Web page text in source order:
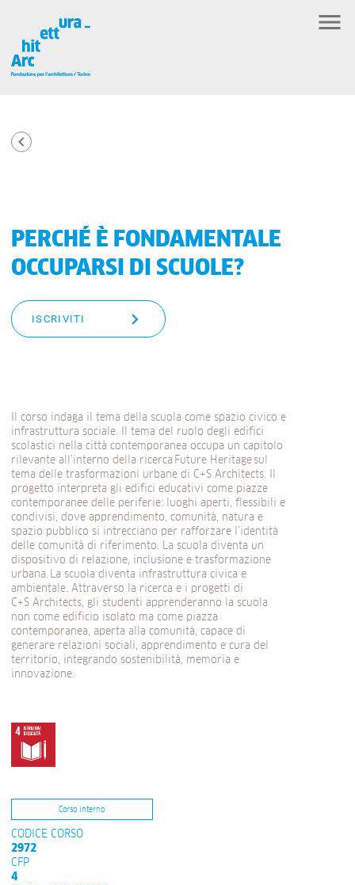
PERCHÉ È FONDAMENTALE
OCCUPARSI DI SCUOLE?
ISCRIVITI
Il corso indaga il tema della scuola come spazio civico e
infrastruttura sociale. Il tema del ruolo degli edifici
scolastici nella città contemporanea occupa un capitolo
rilevante all’interno della ricerca Future Heritage sul
tema delle trasformazioni urbane di C+S Architects
progetto interpreta gli edifici educativi come piazze
contemporanee delle periferie: luoghi aperti, flessibili e
condivisi, dove apprendimento, comunità, natura e
spazio pubblico si intrecciano per rafforzare l’identità
delle comunità di riferimento. La scuola diventa un
dispositivo di relazione, inclusione e trasformazione
urbana. La scuola diventa infrastruttura civica e
ambientale. Attraverso la ricerca e i progetti di
C+S Architects , gli studenti apprenderanno la scuola
non come edificio isolato ma come piazza
contemporanea, aperta alla comunità, capace di
generare relazioni sociali, apprendimento e cura del
territorio, integrando sostenibilità, memoria e
innovazione.
Corso interno
CODICE CORSO
2972
CFP
4